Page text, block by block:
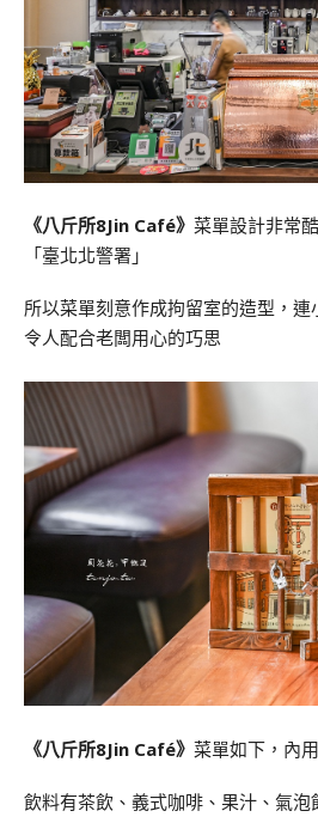
《八斤所8Jin Café》 菜單設計非常
「臺北北警署」
所以菜單刻意作成拘留室的造型，連
令人配合老闆用心的巧思
《八斤所8Jin Café》 菜單如下，內
飲料有茶飲、義式咖啡、果汁、氣